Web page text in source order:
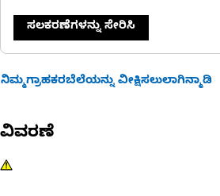
ಸಲಕರಣೆಗಳನ್ನು ಸೇರಿಸಿ
ನಿಮ್ಮಗ್ರಾಹಕರಬೆಲೆಯನ್ನು ವೀಕ್ಷಿಸಲುಲಾಗಿನ್ಮಾಡಿ
ವಿವರಣೆ